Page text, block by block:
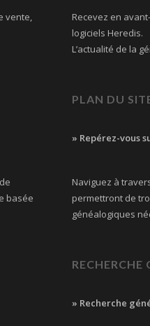
vente,
basée
Recevez en
logiciels Heredis.
L’actualité de la
PLAN DU
» Repérez-vous
Naviguez à
permettront de
généalogiques
RECHERCHE
» Recherche